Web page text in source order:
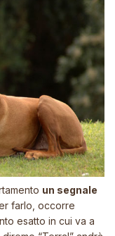
un segnale
farlo, occorre
esatto in cui va a